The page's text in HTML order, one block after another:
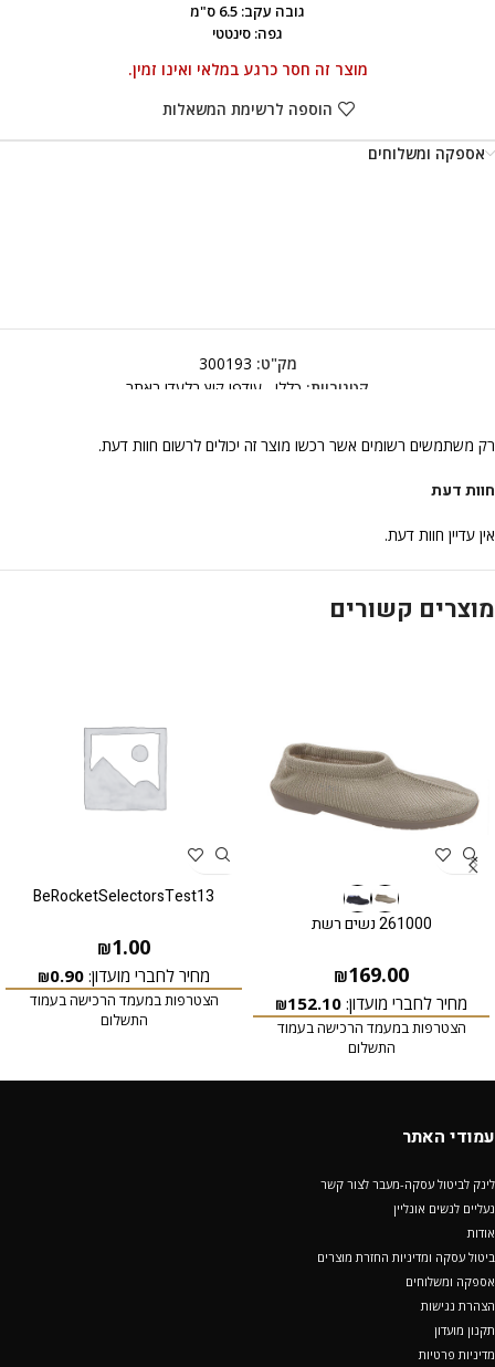
גובה עקב: 6.5 ס"מ
גפה: סינטטי
מוצר זה חסר כרגע במלאי ואינו זמין.
הוספה לרשימת המשאלות
אספקה ומשלוחים
מק"ט: 300193
קטגוריות: כללי עודפי קיץ בלעדי באתר
חוות דעת
אין עדיין חוות דעת.
רק משתמשים רשומים אשר רכשו מוצר זה יכולים לרשום חוות דעת.
מוצרים קשורים
261000 נשים רשת
₪169.00
מחיר לחברי מועדון: ₪152.10
הצטרפות במעמד הרכישה בעמוד
התשלום
BeRocketSelectorsTest13
₪1.00
מחיר לחברי מועדון: ₪0.90
הצטרפות במעמד הרכישה בעמוד
התשלום
עמודי האתר
לינק לביטול עסקה-מעבר לצור קשר
נעליים לנשים אונליין
אודות
ביטול עסקה ומדיניות החזרת מוצרים
אספקה ומשלוחים
הצהרת נגישות
תקנון מועדון
מדיניות פרטיות